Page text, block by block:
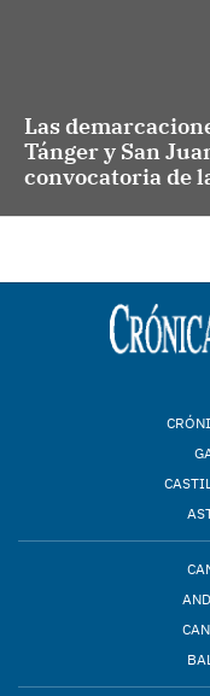
Las
Tánger y San
convocatoria de